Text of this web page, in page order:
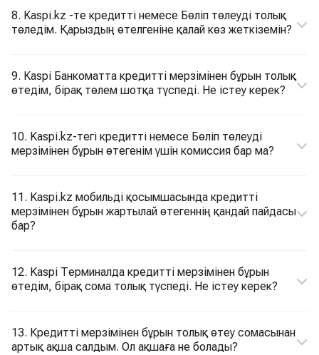
8. Kaspi.kz -те кредитті немесе Бөліп төлеуді толық
төледім. Қарыздың өтелгеніне қалай көз жеткіземін?
9. Kaspi Банкоматта кредитті мерзімінен бұрын толық
өтедім, бірақ төлем шотқа түспеді. Не істеу керек?
10. Kaspi.kz-тегі кредитті немесе Бөліп төлеуді
мерзімінен бұрын өтегенім үшін комиссия бар ма?
11. Kaspi.kz мобильді қосымшасында кредитті
мерзімінен бұрын жартылай өтегеннің қандай пайдасы
бар?
12. Kaspi Терминалда кредитті мерзімінен бұрын
өтедім, бірақ сома толық түспеді. Не істеу керек?
13. Кредитті мерзімінен бұрын толық өтеу сомасынан
артық ақша салдым. Ол ақшаға не болады?